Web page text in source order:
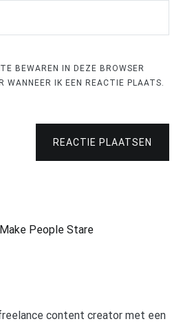
BEWAREN IN DEZE BROWSER
WANNEER IK EEN REACTIE PLAATS.
REACTIE PLAATSEN
content creator met een